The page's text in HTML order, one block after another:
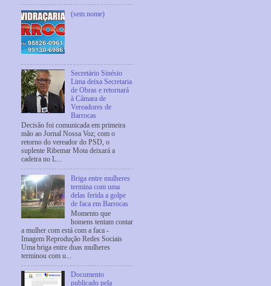
(sem nome)
Secretário Sinésio
Lima deixa Secretaria
de Obras e retornará
à Câmara de
Vereadores de
Barrocas
Decisão foi comunicada em primeira
mão ao Jornal Nossa Voz; com o
retorno do vereador do PSD, o
suplente Ribemar Mota deixará a
cadeira no L...
Briga entre mulheres
termina com uma
delas ferida a golpe
de faca em Barrocas
Momento que
homens tentam contar
a mulher com está com a faca -
Imagem Reprodução Redes Sociais
Uma briga entre duas mulheres
terminou com u...
Documento
publicado pela